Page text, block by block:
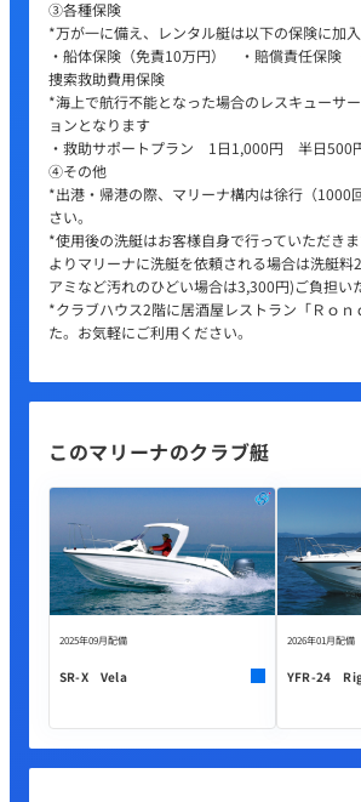
③各種保険
*万が一に備え、レンタル艇は以下の保険に加入
・船体保険（免責10万円） ・賠償責任保険
捜索救助費用保険
*海上で航行不能となった場合のレスキューサ
ョンとなります
・救助サポートプラン 1日1,000円 半日500
④その他
*出港・帰港の際、マリーナ構内は徐行（1000
さい。
*使用後の洗艇はお客様自身で行っていただき
よりマリーナに洗艇を依頼される場合は洗艇料
アミなど汚れのひどい場合は3,300円)ご負担い
*クラブハウス2階に居酒屋レストラン「Ｒｏｎ
た。お気軽にご利用ください。
このマリーナのクラブ艇
2025年09月配備
SR-X Vela
2026年01月配備
YFR-24